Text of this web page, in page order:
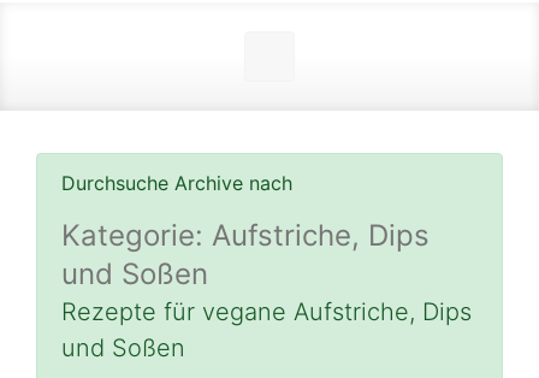
Durchsuche Archive nach
Kategorie: Aufstriche, Dips
und Soßen
Rezepte für vegane Aufstriche, Dips
und Soßen